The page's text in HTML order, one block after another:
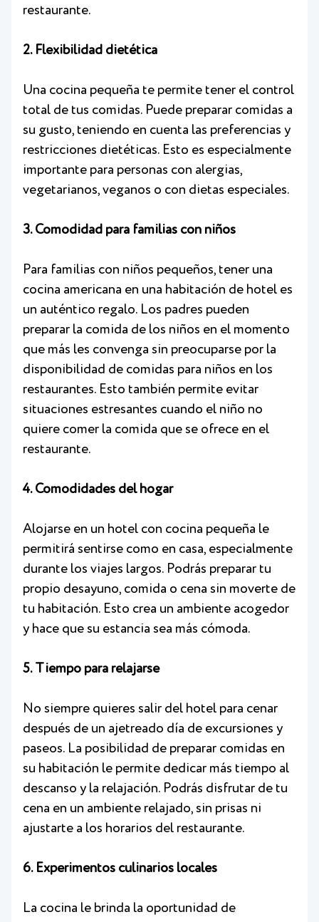
restaurante.
2. Flexibilidad dietética
Una cocina pequeña te permite tener el control
total de tus comidas. Puede preparar comidas a
su gusto, teniendo en cuenta las preferencias y
restricciones dietéticas. Esto es especialmente
importante para personas con alergias,
vegetarianos, veganos o con dietas especiales.
3. Comodidad para familias con niños
Para familias con niños pequeños, tener una
cocina americana en una habitación de hotel es
un auténtico regalo. Los padres pueden
preparar la comida de los niños en el momento
que más les convenga sin preocuparse por la
disponibilidad de comidas para niños en los
restaurantes. Esto también permite evitar
situaciones estresantes cuando el niño no
quiere comer la comida que se ofrece en el
restaurante.
4. Comodidades del hogar
Alojarse en un hotel con cocina pequeña le
permitirá sentirse como en casa, especialmente
durante los viajes largos. Podrás preparar tu
propio desayuno, comida o cena sin moverte de
tu habitación. Esto crea un ambiente acogedor
y hace que su estancia sea más cómoda.
5. Tiempo para relajarse
No siempre quieres salir del hotel para cenar
después de un ajetreado día de excursiones y
paseos. La posibilidad de preparar comidas en
su habitación le permite dedicar más tiempo al
descanso y la relajación. Podrás disfrutar de tu
cena en un ambiente relajado, sin prisas ni
ajustarte a los horarios del restaurante.
6. Experimentos culinarios locales
La cocina le brinda la oportunidad de